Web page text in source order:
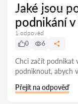
Jaké jsou
podnikání v
1 odpověď
0
6
Chci začít podnikat
podniknout, abych
Přejít na odpověď